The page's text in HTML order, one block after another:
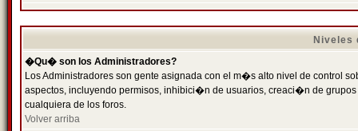
Niveles
�Qu� son los Administradores?
Los Administradores son gente asignada con el m�s alto nivel de control
aspectos, incluyendo permisos, inhibici�n de usuarios, creaci�n de
cualquiera de los foros.
Volver arriba